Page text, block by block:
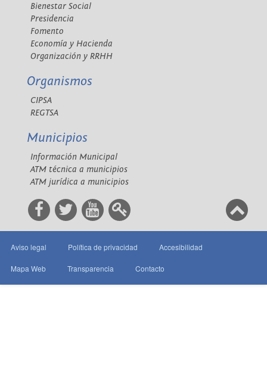
Bienestar Social
Presidencia
Fomento
Economía y Hacienda
Organización y RRHH
Organismos
CIPSA
REGTSA
Municipios
Información Municipal
ATM técnica a municipios
ATM jurídica a municipios
Aviso legal Política de privacidad Accesibilidad
Mapa Web Transparencia Contacto